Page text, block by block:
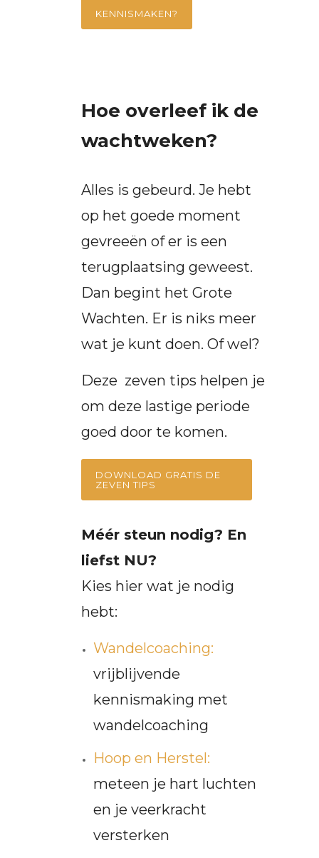
KENNISMAKEN?
Hoe overleef ik de
wachtweken?
Alles is gebeurd. Je hebt
op het goede moment
gevreeën of er is een
terugplaatsing geweest.
Dan begint het Grote
Wachten. Er is niks meer
wat je kunt doen. Of wel?
Deze zeven tips helpen je
om deze lastige periode
goed door te komen.
DOWNLOAD GRATIS DE
ZEVEN TIPS
Méér steun nodig? En
liefst NU?
Kies hier wat je nodig
hebt:
Wandelcoaching:
vrijblijvende
kennismaking met
wandelcoaching
Hoop en Herstel:
meteen je hart luchten
en je veerkracht
versterken